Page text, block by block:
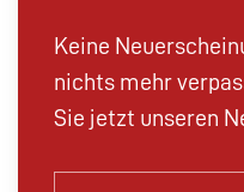
Keine
nichts mehr
Sie jetzt unseren